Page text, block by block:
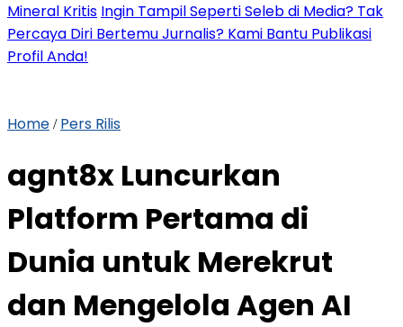
Mineral Kritis Ingin Tampil Seperti Seleb di Media? Tak
Percaya Diri Bertemu Jurnalis? Kami Bantu Publikasi
Profil Anda!
Home / Pers Rilis
agnt8x Luncurkan
Platform Pertama di
Dunia untuk Merekrut
dan Mengelola Agen AI